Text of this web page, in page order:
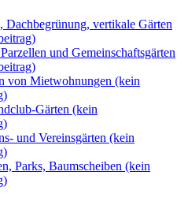
Dachbegrünung, vertikale Gärten
und Gemeinschaftsgärten
von Mietwohnungen (kein
Gärten (kein
und Vereinsgärten (kein
Parks, Baumscheiben (kein